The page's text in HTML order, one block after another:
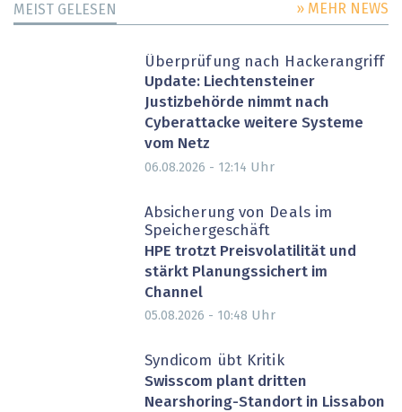
MEIST GELESEN » MEHR NEWS
Überprüfung nach Hackerangriff
Update: Liechtensteiner
Justizbehörde nimmt nach
Cyberattacke weitere Systeme
vom Netz
06.08.2026 - 12:14 Uhr
Absicherung von Deals im
Speichergeschäft
HPE trotzt Preisvolatilität und
stärkt Planungssichert im
Channel
05.08.2026 - 10:48 Uhr
Syndicom übt Kritik
Swisscom plant dritten
Nearshoring-Standort in Lissabon